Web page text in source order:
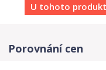
U tohoto
Porovnání cen